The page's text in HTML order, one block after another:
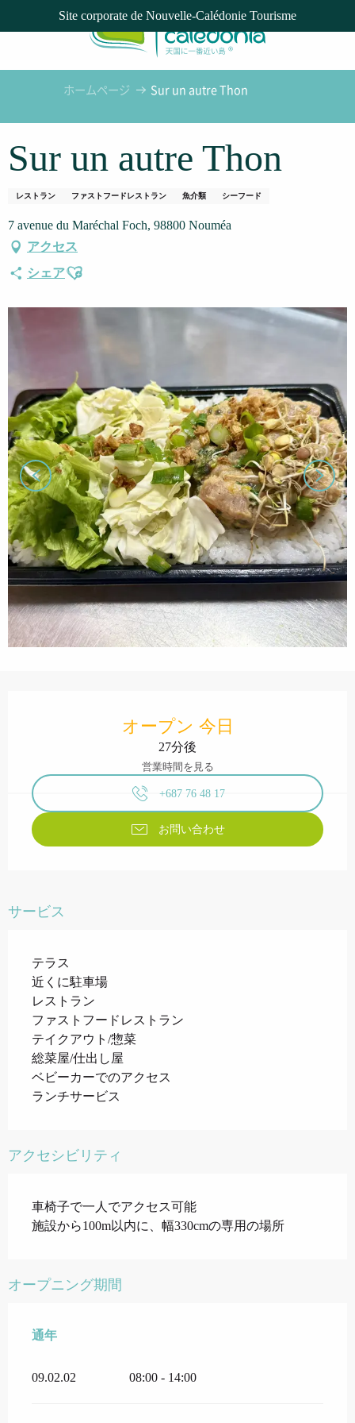
Site corporate de Nouvelle-Calédonie Tourisme
ホームページ Sur un autre Thon
Sur un autre Thon
レストラン ファストフードレストラン 魚介類 シーフード
7 avenue du Maréchal Foch, 98800 Nouméa
アクセス
シェアAjouter aux favoris
オープン 今日
27分後
営業時間を見る
+687 76 48 17
お問い合わせ
サービス
テラス
近くに駐車場
レストラン
ファストフードレストラン
テイクアウト/惣菜
総菜屋/仕出し屋
ベビーカーでのアクセス
ランチサービス
アクセシビリティ
車椅子で一人でアクセス可能
施設から100m以内に、幅330cmの専用の場所
オープニング期間
通年
通年
09.02.02 08:00 - 14:00